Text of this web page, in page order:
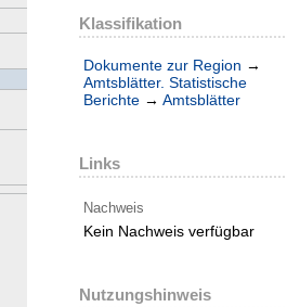
Klassifikation
Dokumente zur Region →
Amtsblätter. Statistische
Berichte → Amtsblätter
Links
Nachweis
Kein Nachweis verfügbar
Nutzungshinweis